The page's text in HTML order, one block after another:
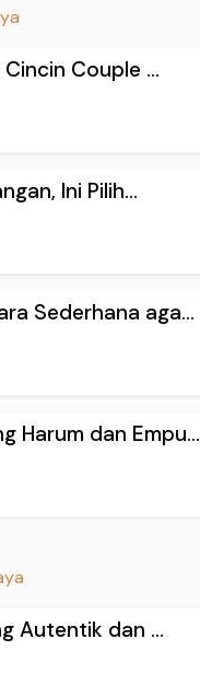
Couple ...
Ini Pilih...
Sederhana aga...
Harum dan Empu...
Autentik dan ...